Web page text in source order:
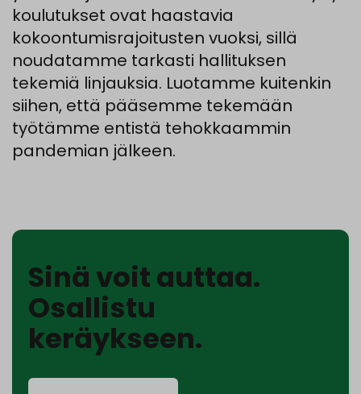
koulutukset ovat haastavia
kokoontumisrajoitusten vuoksi, sillä
noudatamme tarkasti hallituksen
tekemiä linjauksia. Luotamme kuitenkin
siihen, että pääsemme tekemään
työtämme entistä tehokkaammin
pandemian jälkeen.
Sinä voit auttaa.
Osallistu
keräykseen.